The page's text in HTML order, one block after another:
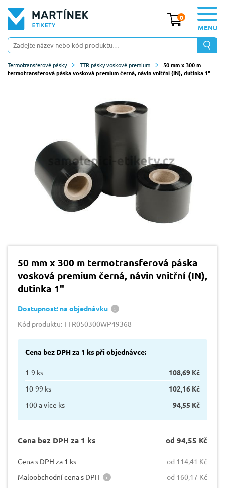
0
MENU
Termotransferové pásky TTR pásky voskové premium
50 mm x 300 m
termotransferová páska vosková premium černá, návin vnitřní (IN), dutinka 1"
50 mm x 300 m termotransferová páska
vosková premium černá, návin vnitřní (IN),
dutinka 1"
Dostupnost: na objednávku
Kód produktu: TTR050300WP49368
Cena bez DPH za 1 ks při objednávce:
1-9 ks
108,69 Kč
10-99 ks
102,16 Kč
100 a více ks
94,55 Kč
Cena bez DPH za 1 ks od 94,55 Kč
Cena s DPH za 1 ks
od 114,41 Kč
Maloobchodní cena s DPH
od 160,17 Kč